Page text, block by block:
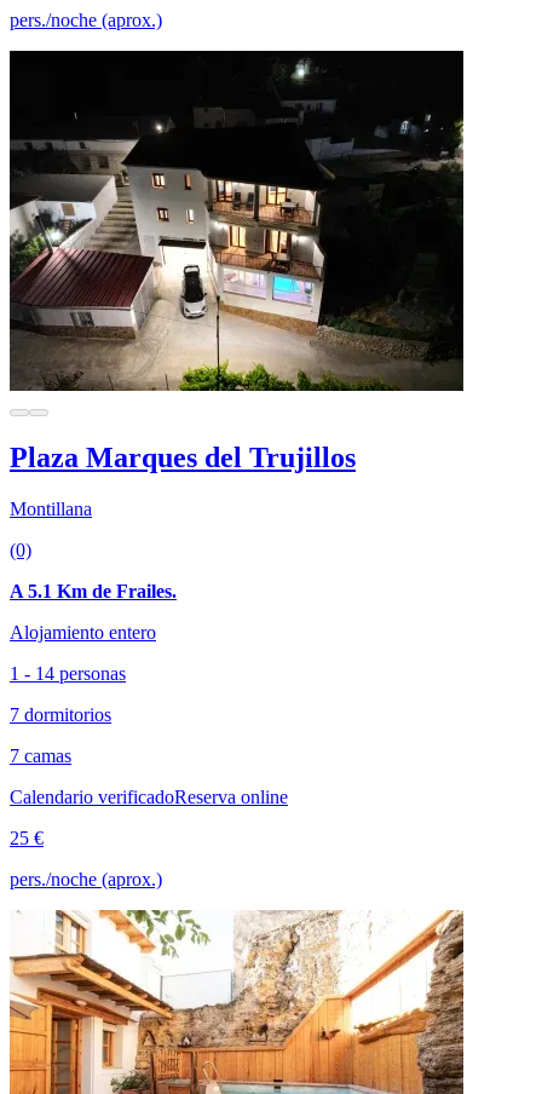
pers./noche (aprox.)
Plaza Marques del Trujillos
Montillana
(0)
A 5.1 Km de Frailes.
Alojamiento entero
1 - 14 personas
7 dormitorios
7 camas
Calendario verificadoReserva online
25 €
pers./noche (aprox.)